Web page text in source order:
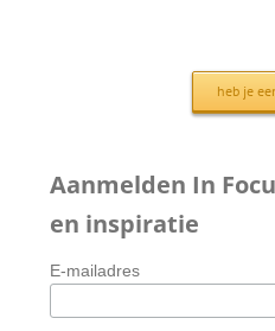
heb je
Aanmelden In
en inspiratie
E-mailadres